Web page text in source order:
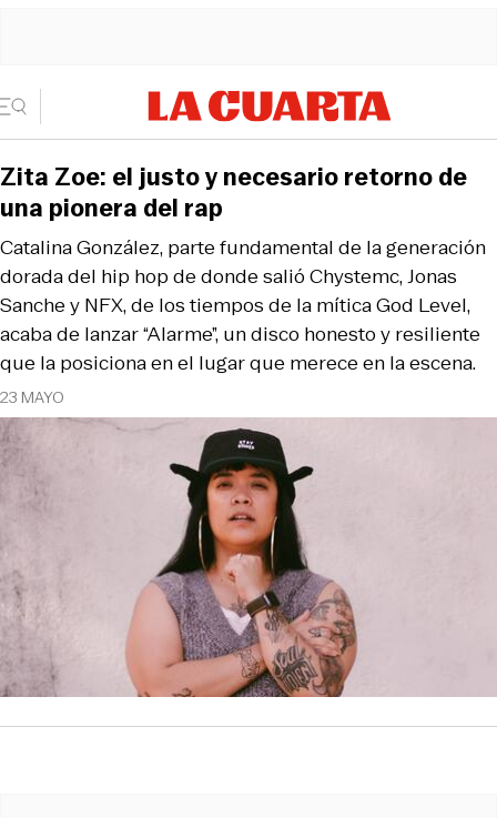
23 MAYO
Catalina González, parte fundamental de la generación
dorada del hip hop de donde salió Chystemc, Jonas
Sanche y NFX, de los tiempos de la mítica God Level,
acaba de lanzar “Alarme”, un disco honesto y resiliente
que la posiciona en el lugar que merece en la escena.
Zita Zoe: el justo y necesario retorno de
una pionera del rap